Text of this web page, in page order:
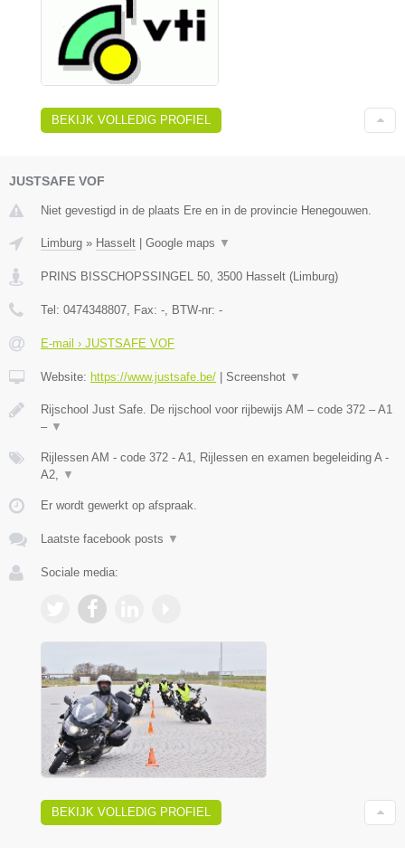
BEKIJK VOLLEDIG PROFIEL
JUSTSAFE VOF
Niet gevestigd in de plaats Ere en in de provincie Henegouwen.
Limburg » Hasselt Google maps ▼
PRINS BISSCHOPSSINGEL 50, 3500 Hasselt (Limburg)
Tel: 0474348807, Fax: -, BTW-nr: -
E-mail › JUSTSAFE VOF
Website: https://www.justsafe.be/ Screenshot ▼
Rijschool Just Safe. De rijschool voor rijbewijs AM – code 372 – A1
– ▼
Rijlessen AM - code 372 - A1, Rijlessen en examen begeleiding A -
A2, ▼
Er wordt gewerkt op afspraak.
Laatste facebook posts ▼
Sociale media:
BEKIJK VOLLEDIG PROFIEL